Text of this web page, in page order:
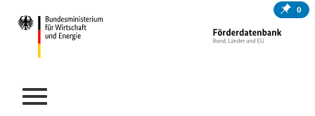
0